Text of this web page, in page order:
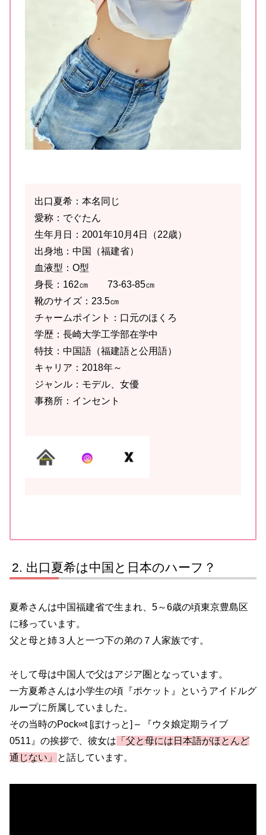
出口夏希：本名同じ
愛称：でぐたん
生年月日：2001年10月4日（22歳）
出身地：中国（福建省）
血液型：O型
身長：162㎝ 73-63-85㎝
靴のサイズ：23.5㎝
チャームポイント：口元のほくろ
学歴：長崎大学工学部在学中
特技：中国語（福建語と公用語）
キャリア：2018年～
ジャンル：モデル、女優
事務所：インセント
出口夏希は中国と日本のハーフ？
夏希さんは中国福建省で生まれ、5～6歳の頃東京豊島区
に移っています。
父と母と姉３人と一つ下の弟の７人家族です。
そして母は中国人で父はアジア圏となっています。
一方夏希さんは小学生の頃『ポケット』というアイドルグ
ループに所属していました。
その当時のPock∞t [ぽけっと] – 『ウタ娘定期ライブ
0511』の挨拶で、彼女は 「父と母には日本語がほとんど
通じない」
と話しています。